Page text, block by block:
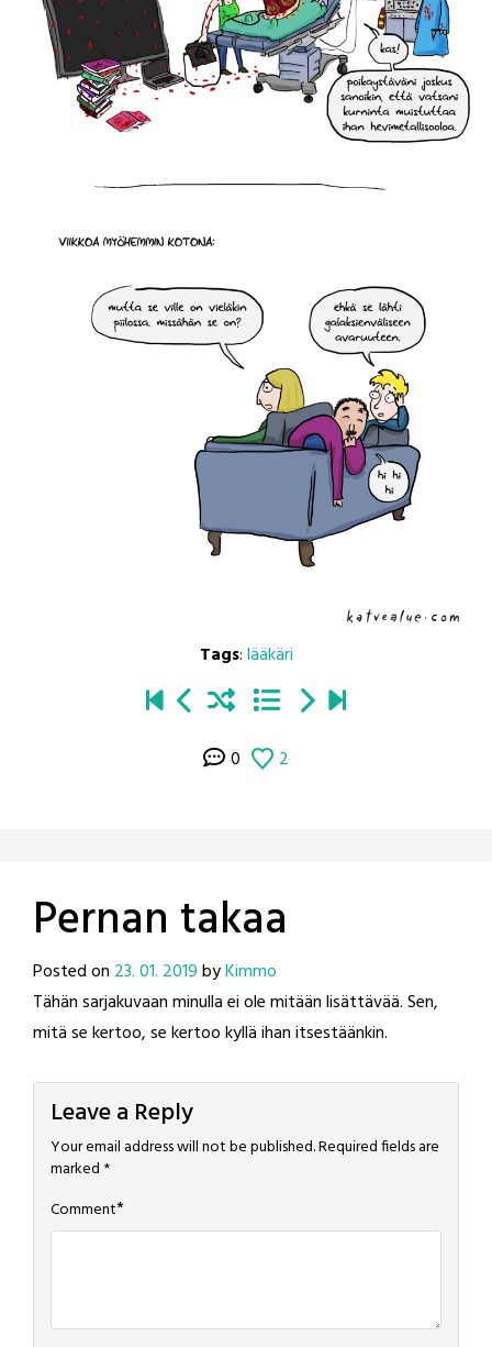
Tags:lääkäri
0 2
Pernan takaa
Posted on 23. 01. 2019byKimmo
Tähän sarjakuvaan minulla ei ole mitään lisättävää. Sen,
mitä se kertoo, se kertoo kyllä ihan itsestäänkin.
Leave a Reply
Your email address will not be published.Required fields are
marked *
Comment*